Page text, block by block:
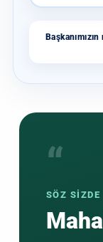
“
SÖZ SİZDE